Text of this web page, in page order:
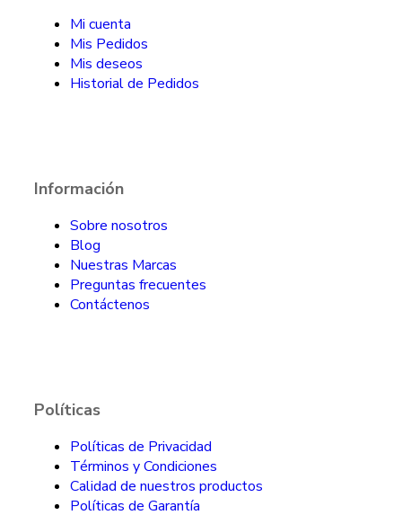
Mi cuenta
Mis Pedidos
Mis deseos
Historial de Pedidos
Información
Sobre nosotros
Blog
Nuestras Marcas
Preguntas frecuentes
Contáctenos
Políticas
Políticas de Privacidad
Términos y Condiciones
Calidad de nuestros productos
Políticas de Garantía